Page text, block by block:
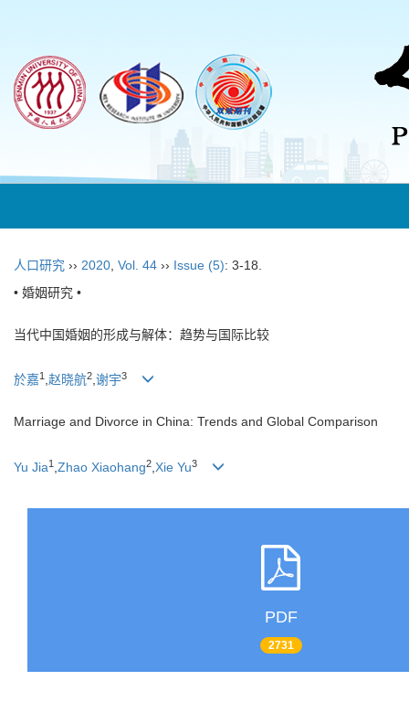
人口研究 ›› 2020 Vol. 44 ›› Issue (5): 3-18.
• 婚姻研究 •
当代中国婚姻的形成与解体：趋势与国际比较
於嘉1 ,赵晓航2,谢宇3
Marriage and Divorce in China: Trends and Global Comparison
Yu Jia1 Zhao Xiaohang2 Xie Yu3
PDF
2731